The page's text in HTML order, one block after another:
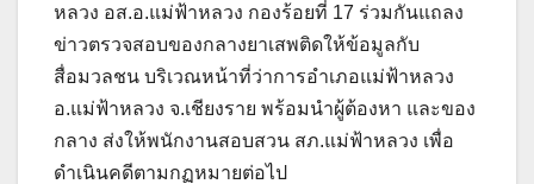
หลวง อส.อ.แม่ฟ้าหลวง กองร้อยที่ 17 ร่วมกันแถลง
ข่าวตรวจสอบของกลางยาเสพติดให้ข้อมูลกับ
สื่อมวลชน บริเวณหน้าที่ว่าการอำเภอแม่ฟ้าหลวง
อ.แม่ฟ้าหลวง จ.เชียงราย พร้อมนำผู้ต้องหา และของ
กลาง ส่งให้พนักงานสอบสวน สภ.แม่ฟ้าหลวง เพื่อ
ดำเนินคดีตามกฏหมายต่อไป